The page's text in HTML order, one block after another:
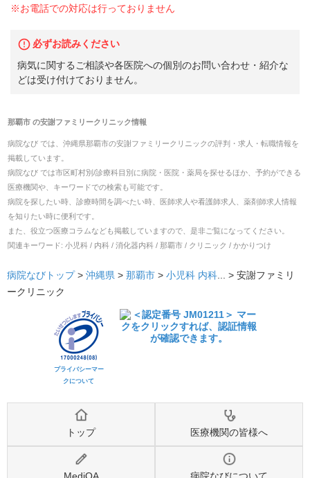
※お電話での対応は行っておりません
必ずお読みください
病気に関するご相談や各医院への個別のお問い合わせ・紹介な
どは受け付けておりません。
那覇市の安謝ファミリークリニック情報
病院なび では、 沖縄県那覇市の安謝ファミリークリニックの評判・求人・転職情報を
掲載しています。
病院なび では市区町村別/診療科目別に病院・医院・薬局を探せるほか、予約ができる
医療機関や、キーワードでの検索も可能です。
病院を探したい時、診療時間を調べたい時、医師求人や看護師求人、薬剤師求人情報
を知りたい時に便利です。
また、役立つ医療コラムなども掲載していますので、是非ご覧になってください。
関連キーワード: 小児科 / 内科 / 消化器内科 / 那覇市 / クリニック / かかりつけ
病院なびトップ > 沖縄県 > 那覇市 > 小児科 内科... > 安謝ファミリ
ークリニック
プライバシーマー
クについて
トップ 医療機関の皆様へ